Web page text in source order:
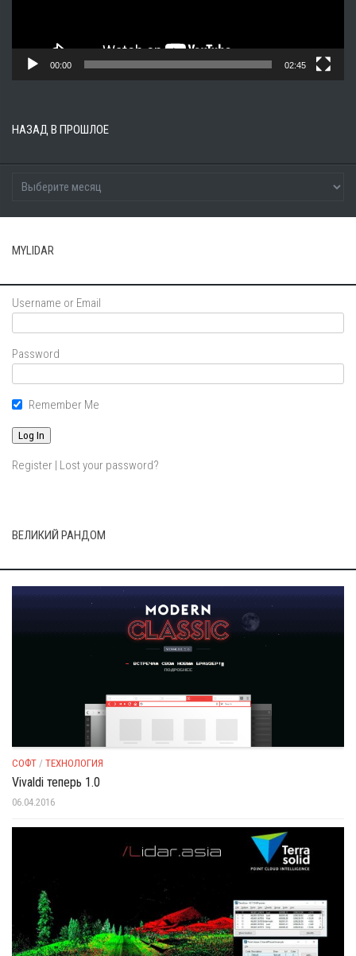
00:00 02:45
НАЗАД В ПРОШЛОЕ
MYLIDAR
Username or Email
Password
Remember Me
Register | Lost your password?
ВЕЛИКИЙ РАНДОМ
СОФТ / ТЕХНОЛОГИЯ
Vivaldi теперь 1.0
06.04.2016